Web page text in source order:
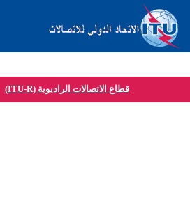
قطاع الاتصالات الراديوية (ITU-R)